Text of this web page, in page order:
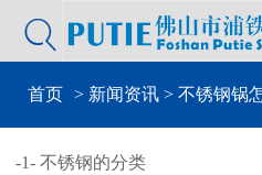

首页 > 新闻资讯 > 不锈钢锅
-1- 不锈钢的分类